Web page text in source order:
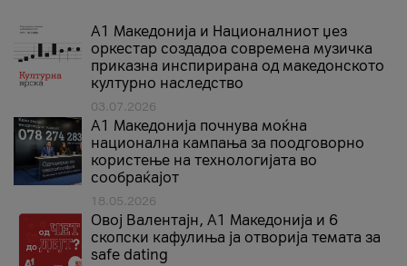
А1 Македонија и Националниот џез
оркестар создадоа современа музичка
приказна инспирирана од македонското
културно наследство
03.07.2026
A1 Македонија почнува моќна
национална кампања за поодговорно
користење на технологијата во
сообраќајот
18.05.2026
Овој Валентајн, A1 Македонија и 6
скопски кафулиња ја отворија темата за
safe dating